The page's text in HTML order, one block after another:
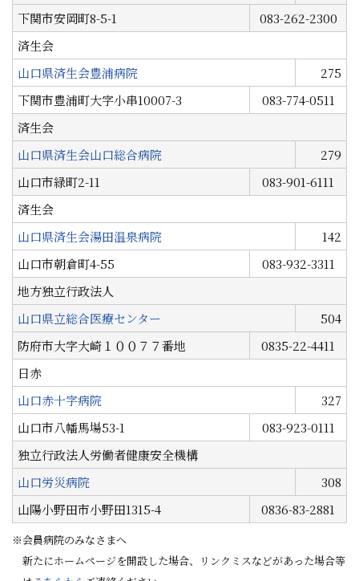
下関市安岡町8-5-1
083-262-2300
済生会
山口県済生会豊浦病院
275
下関市豊浦町大字小串10007-3
083-774-0511
済生会
山口県済生会山口総合病院
279
山口市緑町2-11
083-901-6111
済生会
山口県済生会湯田温泉病院
142
山口市朝倉町4-55
083-932-3311
地方独立行政法人
山口県立総合医療センター
504
防府市大字大崎１００７７番地
0835-22-4411
日赤
山口赤十字病院
327
山口市八幡馬場53-1
083-923-0111
独立行政法人労働者健康安全機構
山口労災病院
308
山陽小野田市小野田1315-4
0836-83-2881
※会員病院のみなさまへ
新たにホームページを開設した場合、リンクミスなどがあった場合等